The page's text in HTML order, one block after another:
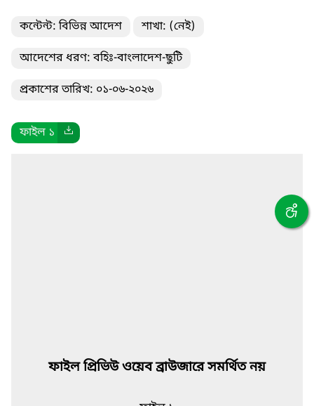
কন্টেন্ট: বিভিন্ন আদেশ শাখা: (নেই)
আদেশের ধরণ: বহিঃ-বাংলাদেশ-ছুটি
প্রকাশের তারিখ: ০১-০৬-২০২৬
ফাইল ১
ফাইল প্রিভিউ ওয়েব ব্রাউজারে সমর্থিত নয়